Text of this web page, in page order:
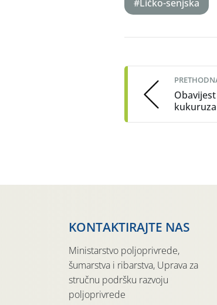
#Ličko-senjska
navigation
kukuruza
KONTAKTIRAJTE NAS
Ministarstvo poljoprivrede,
šumarstva i ribarstva, Uprava za
stručnu podršku razvoju
poljoprivrede